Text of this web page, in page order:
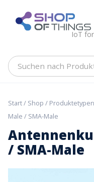
content
IoT
Suchen
Hersteller,
Start/ Shop / Produktetypen
Male / SMA-Male
/ SMA-Male